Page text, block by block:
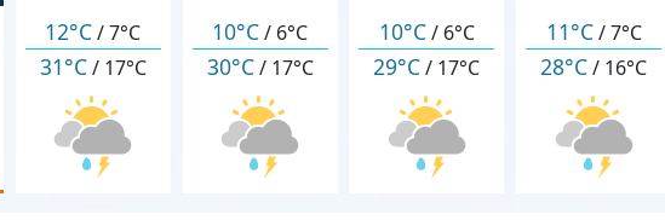
12°C/7°C
31°C/ 17°C
10°C/ 6°C
30°C/ 17°C
10°C/ 6°C
29°C/ 17°C
11°C/7°C
28°C/ 16°C